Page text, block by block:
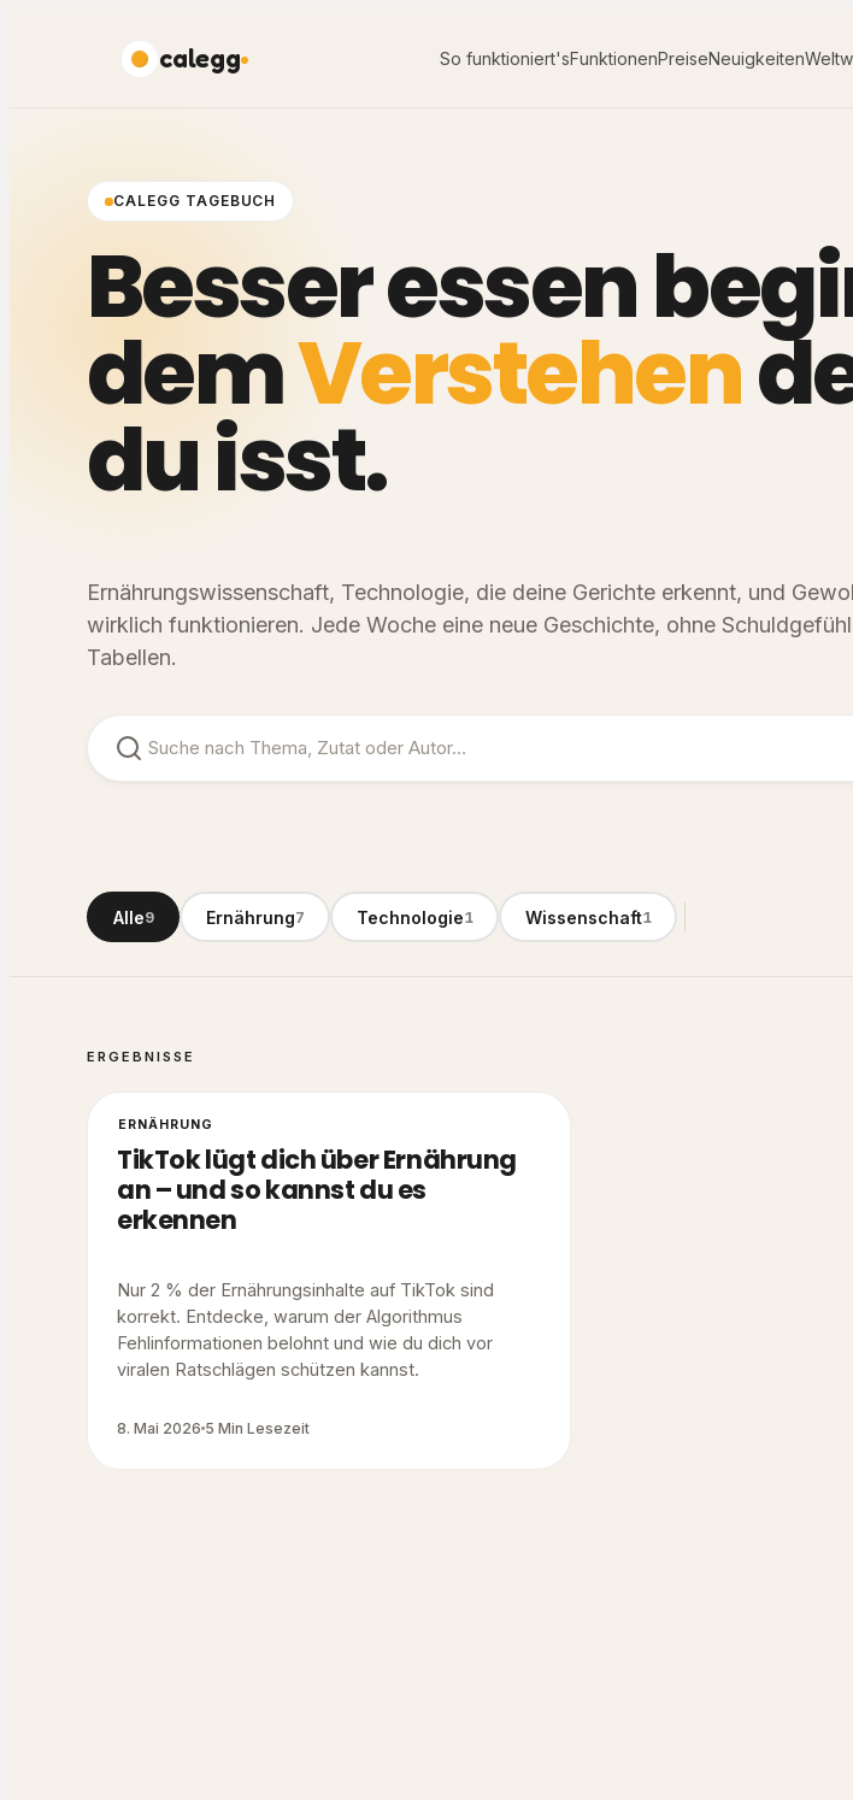
calegg So funktioniert'sFunktionenPreiseNeuigkeiten
CALEGG TAGEBUCH
Besser essen
demVerstehen
du isst.
Ernährungswissenschaft, Technologie, die deine Gerichte erkennt, und
wirklich funktionieren. Jede Woche eine neue Geschichte, ohne
Tabellen.
Alle9 Ernährung7 Technologie1 Wissenschaft1
ERGEBNISSE
ERNÄHRUNG
TikTok lügt dich über Ernährung
an – und so kannst du es
erkennen
Nur 2 % der Ernährungsinhalte auf TikTok sind
korrekt. Entdecke, warum der Algorithmus
Fehlinformationen belohnt und wie du dich vor
viralen Ratschlägen schützen kannst.
8. Mai 2026 5 Min Lesezeit